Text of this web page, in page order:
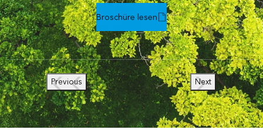
Broschüre lesen
Previous Next